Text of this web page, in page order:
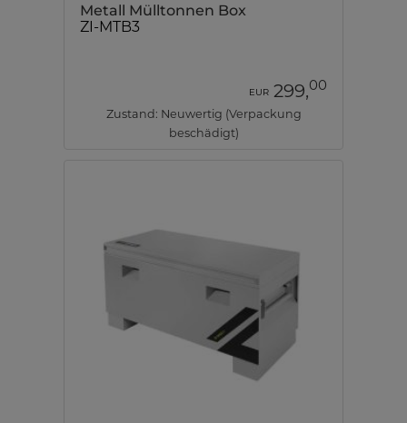
Metall Mülltonnen Box
ZI-MTB3
EUR 299,00
Zustand: Neuwertig (Verpackung
beschädigt)